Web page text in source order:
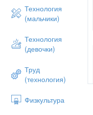
Технология
(мальчики)
Технология
(девочки)
Труд
(технология)
Физкультура